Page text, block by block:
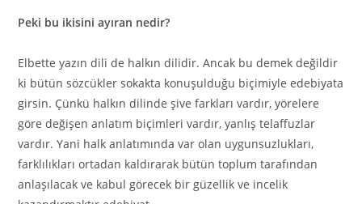
Peki bu ikisini ayıran nedir?
Elbette yazın dili de halkın dilidir. Ancak bu demek değildir
ki bütün sözcükler sokakta konuşulduğu biçimiyle edebiyata
girsin. Çünkü halkın dilinde şive farkları vardır, yörelere
göre değişen anlatım biçimleri vardır, yanlış telaffuzlar
vardır. Yani halk anlatımında var olan uygunsuzlukları,
farklılıkları ortadan kaldırarak bütün toplum tarafından
anlaşılacak ve kabul görecek bir güzellik ve incelik